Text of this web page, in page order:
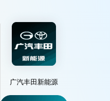
广汽丰田新能源